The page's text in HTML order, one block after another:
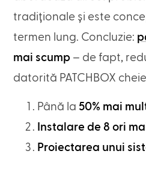
tradiționale și este
termen lung. Concluzie:
mai scump – de fapt,
datorită PATCHBOX cheie
Până la 50% mai
Instalare de 8 ori
Proiectarea unui